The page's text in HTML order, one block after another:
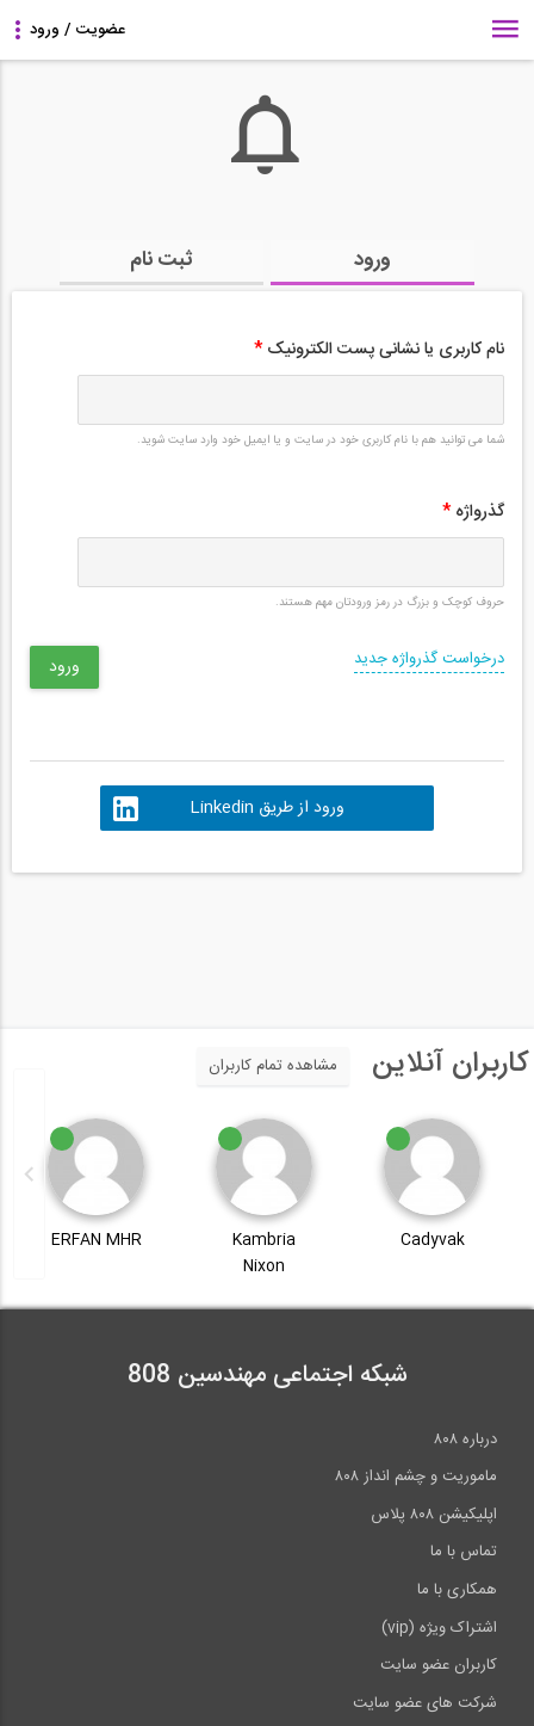
ورود ثبت نام
نام کاربری یا نشانی پست الکترونیک *
شما می توانید هم با نام کاربری خود در سایت و یا ایمیل خود وارد سایت شوید.
گذرواژه *
حروف کوچک و بزرگ در رمز ورودتان مهم هستند.
درخواست گذرواژه جدید
ورود از طریق Linkedin
کاربران آنلاین مشاهده تمام کاربران
Cadyvak
Kambria
Nixon
ERFAN MHR
شبکه اجتماعی مهندسین 808
درباره ۸۰۸
ماموریت و چشم انداز ۸۰۸
اپلیکیشن ۸۰۸ پلاس
تماس با ما
همکاری با ما
اشتراک ویژه (vip)
کاربران عضو سایت
شرکت های عضو سایت